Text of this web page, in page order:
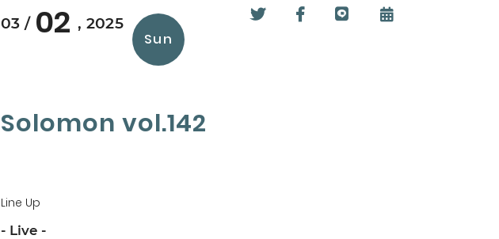
03 02
2025
Sun
Solomon vol.142
Line Up
- Live -